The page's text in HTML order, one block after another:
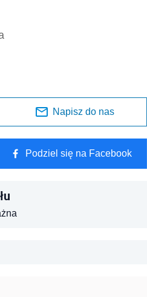
Napisz do nas
Podziel się na Facebook